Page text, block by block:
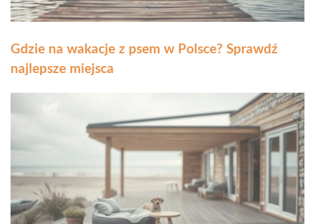
Gdzie na wakacje z psem w Polsce? Sprawdź
najlepsze miejsca